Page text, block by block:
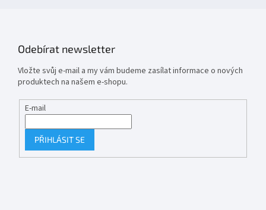
Odebírat newsletter
Vložte svůj e-mail a my vám budeme zasílat informace o nových
produktech na našem e-shopu.
E-mail
PŘIHLÁSIT SE